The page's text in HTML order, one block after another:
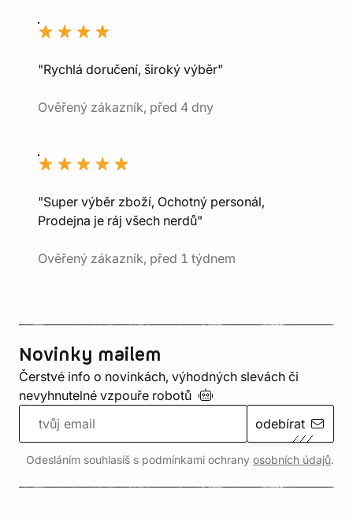
"Rychlá doručení, široký výběr"
Ověřený zákazník, před 4 dny
"Super výběr zboží, Ochotný personál,
Prodejna je ráj všech nerdů"
Ověřený zákazník, před 1 týdnem
Novinky mailem
Čerstvé info o novinkách, výhodných slevách či
nevyhnutelné vzpouře robotů
odebírat
Odesláním souhlasíš s podmínkami ochrany osobních údajů.